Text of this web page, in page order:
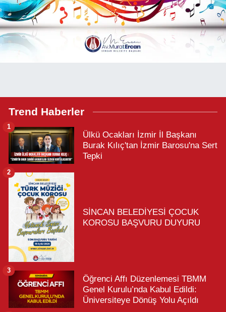
Trend Haberler
Ülkü Ocakları İzmir İl Başkanı
Burak Kılıç'tan İzmir Barosu'na Sert
Tepki
1
SİNCAN BELEDİYESİ ÇOCUK
KOROSU BAŞVURU DUYURU
2
Öğrenci Affı Düzenlemesi TBMM
Genel Kurulu’nda Kabul Edildi:
Üniversiteye Dönüş Yolu Açıldı
3